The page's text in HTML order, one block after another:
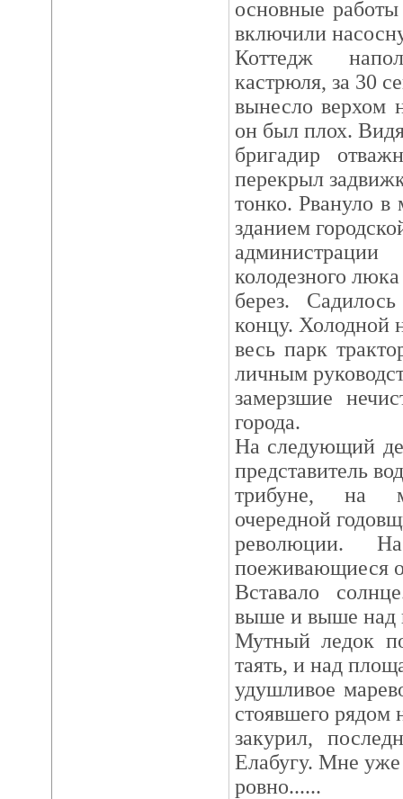
основные
включили
Коттедж
кастрюля, за 30
вынесло верхом
он был плох.
бригадир
перекрыл
тонко. Рвануло в
зданием
колодезного
берез.
концу. Холодной
весь парк
личным
замерзшие
города.
На следующий
представитель
трибуне, на
очередной
революции.
поеживающиеся
Вставало
выше и выше над
Мутный ледок
таять, и над
удушливое
стоявшего рядом
закурил,
Елабугу. Мне
ровно......